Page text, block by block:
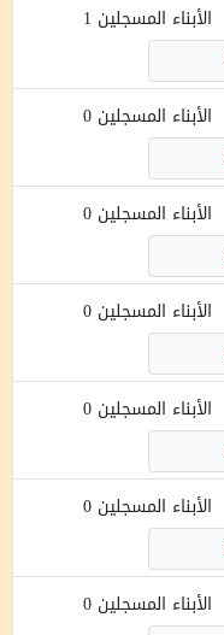
الأبناء المسجلين 1
الأبناء المسجلين 0
الأبناء المسجلين 0
الأبناء المسجلين 0
الأبناء المسجلين 0
الأبناء المسجلين 0
الأبناء المسجلين 0